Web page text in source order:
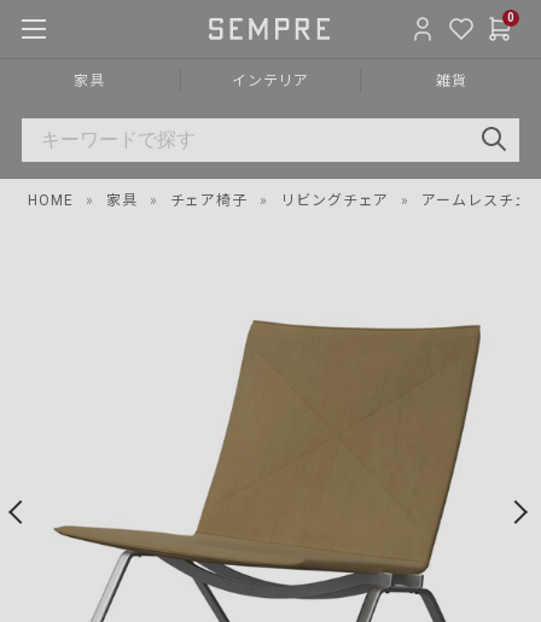
0
家具 インテリア 雑貨
HOME » 家具 » チェア椅子 » リビングチェア » アームレスチェ